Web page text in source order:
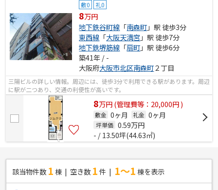
敷0 礼0
8万円
地下鉄谷町線 「南森町」駅 徒歩3分
東西線 「大阪天満宮 」駅 徒歩7分
地下鉄堺筋線 「扇町」駅 徒歩6分
築41年 / -
大阪府大阪市北区南森町２丁目
三陽ビルの詳しい情報。周辺には、徒歩3分で利用できる駅があります。周辺
に駅が二つあり、交通の利便性が高いです。
8万円(管理費等：20,000円 )
敷金 0ヶ月 礼金 0ヶ月
坪単価 0.59万円
- / 13.50坪(44.63㎡)
該当物件数 1棟 空き数 1件 1～1棟を表示